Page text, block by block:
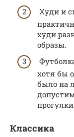
Худи и
худи
образы.
хотя бы
было на
Классика